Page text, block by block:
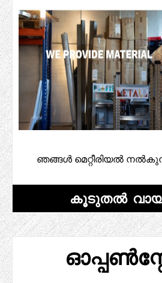
ഞങ്ങൾ മെറ്റീരിയൽ
കൂടുതൽ